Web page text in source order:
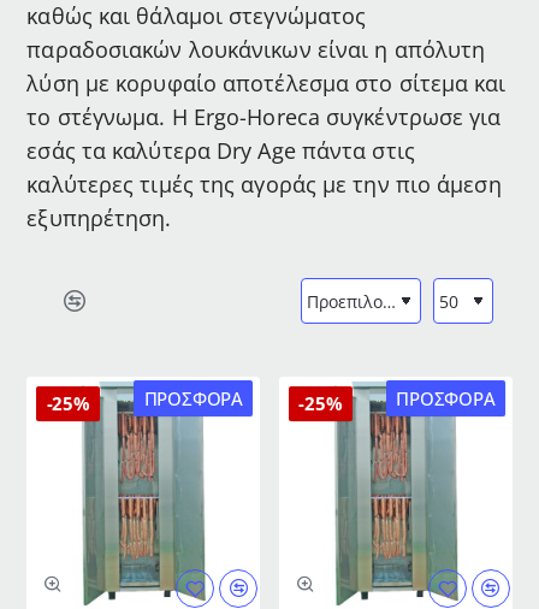
καθώς και θάλαμοι στεγνώματος
παραδοσιακών λουκάνικων είναι η απόλυτη
λύση με κορυφαίο αποτέλεσμα στο σίτεμα και
το στέγνωμα. Η Ergo-Horeca συγκέντρωσε για
εσάς τα καλύτερα Dry Age πάντα στις
καλύτερες τιμές της αγοράς με την πιο άμεση
εξυπηρέτηση.
ΠΡΟΣΦΟΡΆ
-25% ΠΡΟΣΦΟΡΆ
-25%